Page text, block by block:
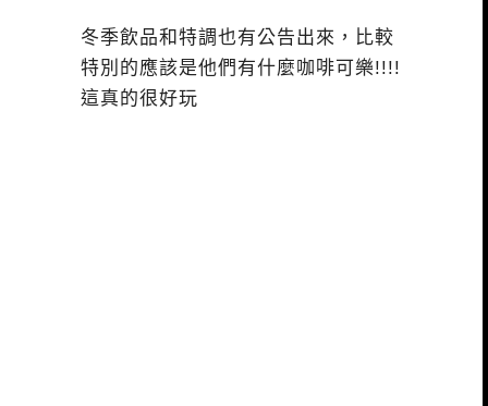
冬季飲品和特調也有公告出來，比較
特別的應該是他們有什麼咖啡可樂!!!!
這真的很好玩